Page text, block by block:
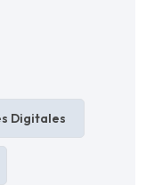
Digitales